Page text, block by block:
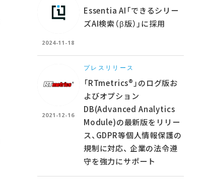
2024-11-18
Essentia AI「できるシリー
ズAI検索（β版）」に採用
2021-12-16
プレスリリース
「RTmetrics®」のログ版お
よびオプション
DB(Advanced Analytics
Module)の最新版をリリー
ス、GDPR等個人情報保護の
規制に対応、 企業の法令遵
守を強力にサポート